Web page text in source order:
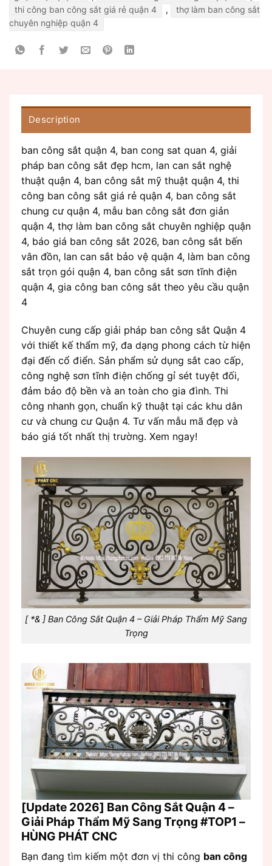
thi công ban công sắt giá rẻ quận 4
,
thợ làm ban công sắt
chuyên nghiệp quận 4
Description
ban công sắt quận 4, ban cong sat quan 4, giải
pháp ban công sắt đẹp hcm, lan can sắt nghệ
thuật quận 4, ban công sắt mỹ thuật quận 4, thi
công ban công sắt giá rẻ quận 4, ban công sắt
chung cư quận 4, mẫu ban công sắt đơn giản
quận 4, thợ làm ban công sắt chuyên nghiệp quận
4, báo giá ban công sắt 2026, ban công sắt bến
vân đồn, lan can sắt bảo vệ quận 4, làm ban công
sắt trọn gói quận 4, ban công sắt sơn tĩnh điện
quận 4, gia công ban công sắt theo yêu cầu quận
4
Chuyên cung cấp giải pháp ban công sắt Quận 4
với thiết kế thẩm mỹ, đa dạng phong cách từ hiện
đại đến cổ điển. Sản phẩm sử dụng sắt cao cấp,
công nghệ sơn tĩnh điện chống gỉ sét tuyệt đối,
đảm bảo độ bền và an toàn cho gia đình. Thi
công nhanh gọn, chuẩn kỹ thuật tại các khu dân
cư và chung cư Quận 4. Tư vấn mẫu mã đẹp và
báo giá tốt nhất thị trường. Xem ngay!
[ *& ] Ban Công Sắt Quận 4 – Giải Pháp Thẩm Mỹ Sang
Trọng
[Update 2026] Ban Công Sắt Quận 4 –
Giải Pháp Thẩm Mỹ Sang Trọng #TOP1 –
HÙNG PHÁT CNC
Bạn đang tìm kiếm một đơn vị thi công ban công